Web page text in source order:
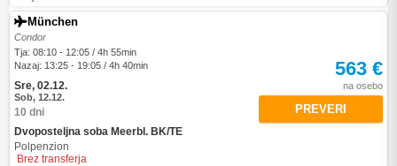
München
Condor
Tja: 08:10 - 12:05 / 4h 55min
Nazaj: 13:25 - 19:05 / 4h 40min
Sre, 02.12.
Sob, 12.12.
10 dni
Dvoposteljna soba Meerbl. BK/TE
Polpenzion
Brez transferja
563 €
na osebo
PREVERI